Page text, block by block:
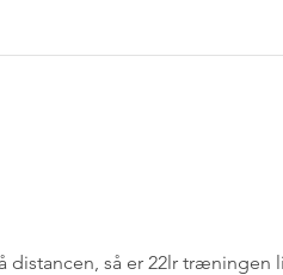
så er 22lr træningen